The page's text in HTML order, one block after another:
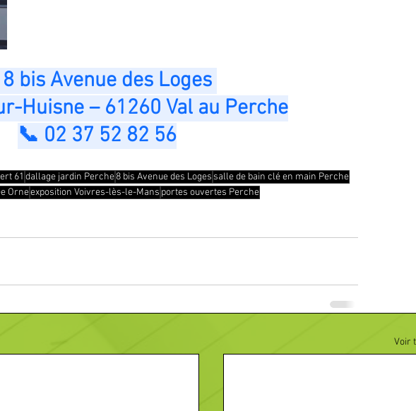
bis Avenue des Loges
Huisne – 61260 Val au Perche
📞 02 37 52 82 56
61 dallage jardin Perche8 bis Avenue des Loges salle de bain clé en main Perche
Orneexposition Voivres-lès-le-Mans portes ouvertes Perche
Voir